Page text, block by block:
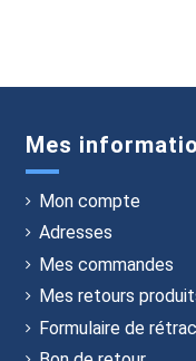
Mes
Mon compte
Adresses
Mes commandes
Mes retours
Formulaire de